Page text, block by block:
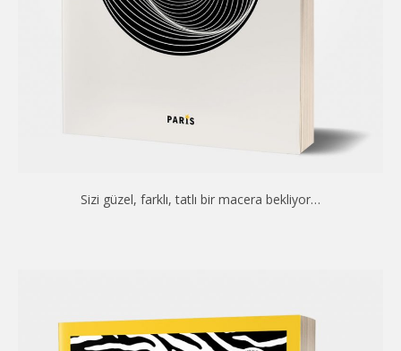
Sizi güzel, farklı, tatlı bir macera bekliyor…